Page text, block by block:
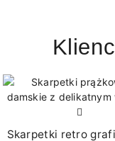
Skarpetki retro